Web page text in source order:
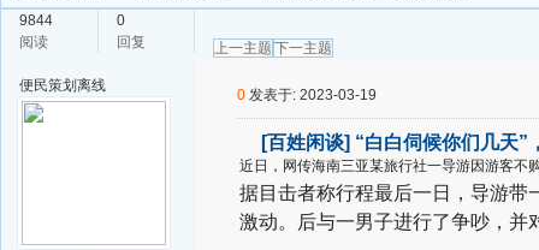
9844
阅读
0
回复
上一主题 下一主题
便民策划 离线
0 发表于: 2023-03-19
[百姓闲谈] “白白伺候你们几天”
近日，网传海南三亚某旅行社一导游因游客不
据目击者称行程最后一日，导游带
激动。后与一男子进行了争吵，并